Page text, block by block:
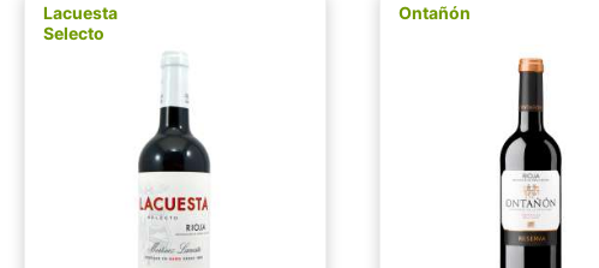
Lacuesta
Selecto
Ontañón